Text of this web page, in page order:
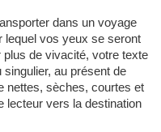
dans un voyage
lequel vos yeux se seront
de vivacité, votre texte
au présent de
nettes, sèches, courtes et
lecteur vers la destination